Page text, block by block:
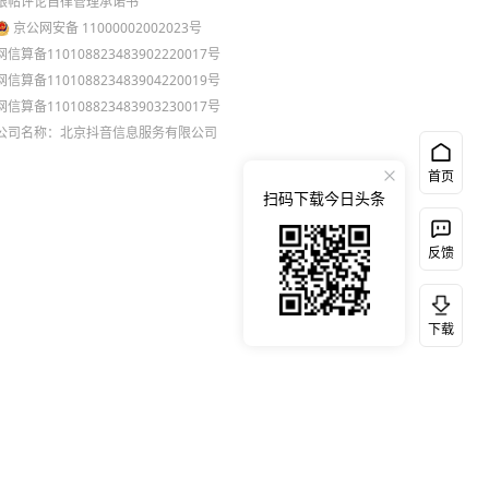
京公网安备 11000002002023号
信算备110108823483902220017号
信算备110108823483904220019号
信算备110108823483903230017号
司名称：北京抖音信息服务有限公司
首页
反馈
下载
扫码下载今日头条